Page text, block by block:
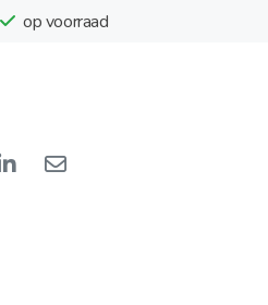
op voorraad